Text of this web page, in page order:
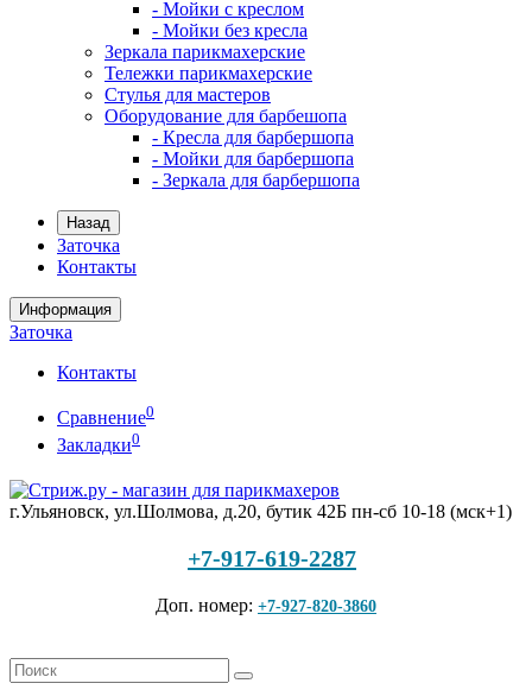
- Мойки с креслом
- Мойки без кресла
Зеркала парикмахерские
Тележки парикмахерские
Стулья для мастеров
Оборудование для барбешопа
- Кресла для барбершопа
- Мойки для барбершопа
- Зеркала для барбершопа
Назад
Заточка
Контакты
Информация
Заточка
Контакты
Сравнение0
Закладки0
г.Ульяновск, ул.Шолмова, д.20, бутик 42Б пн-сб 10-18 (мск+1)
+7-917-619-2287
Доп. номер: +7-927-820-3860